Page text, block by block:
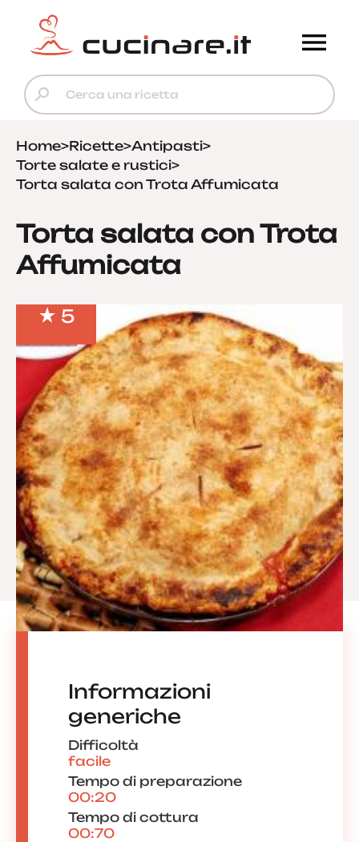
Home>Ricette>Antipasti>
Torte salate e rustici>
Torta salata con Trota Affumicata
Torta salata con Trota
Affumicata
5
Informazioni
generiche
Difficoltà
facile
Tempo di preparazione
00:20
Tempo di cottura
00:70